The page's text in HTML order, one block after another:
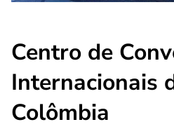
Centro de
Internacionais
Colômbia